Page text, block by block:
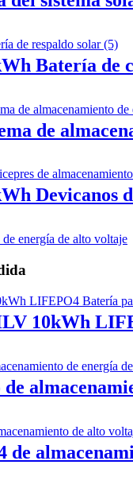
Batería de
de
Devicanos
10kWh
de